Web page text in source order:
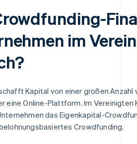
im
Kapital von einer großen Anzahl
eine Online-Plattform. Im Vereinigten
das Eigenkapital-
Crowdfunding.